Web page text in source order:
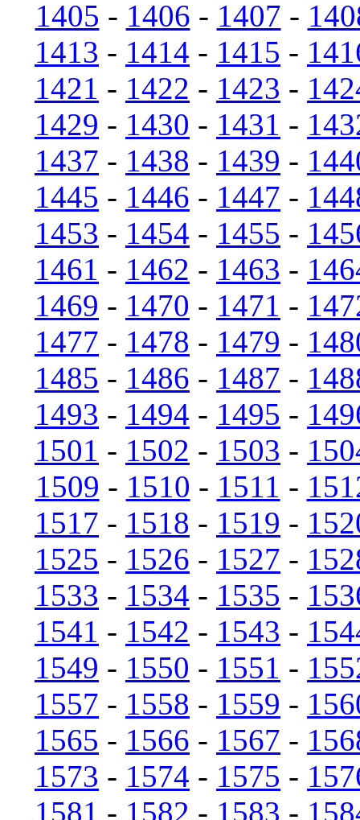
1405 - 1406 - 1407 -
1413 - 1414 - 1415 -
1421 - 1422 - 1423 -
1429 - 1430 - 1431 -
1437 - 1438 - 1439 -
1445 - 1446 - 1447 -
1453 - 1454 - 1455 -
1461 - 1462 - 1463 -
1469 - 1470 - 1471 -
1477 - 1478 - 1479 -
1485 - 1486 - 1487 -
1493 - 1494 - 1495 -
1501 - 1502 - 1503 -
1509 - 1510 - 1511 -
1517 - 1518 - 1519 -
1525 - 1526 - 1527 -
1533 - 1534 - 1535 -
1541 - 1542 - 1543 -
1549 - 1550 - 1551 -
1557 - 1558 - 1559 -
1565 - 1566 - 1567 -
1573 - 1574 - 1575 -
1581 - 1582 - 1583 -